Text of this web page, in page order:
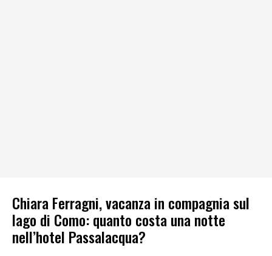
Chiara Ferragni, vacanza in compagnia sul
lago di Como: quanto costa una notte
nell’hotel Passalacqua?